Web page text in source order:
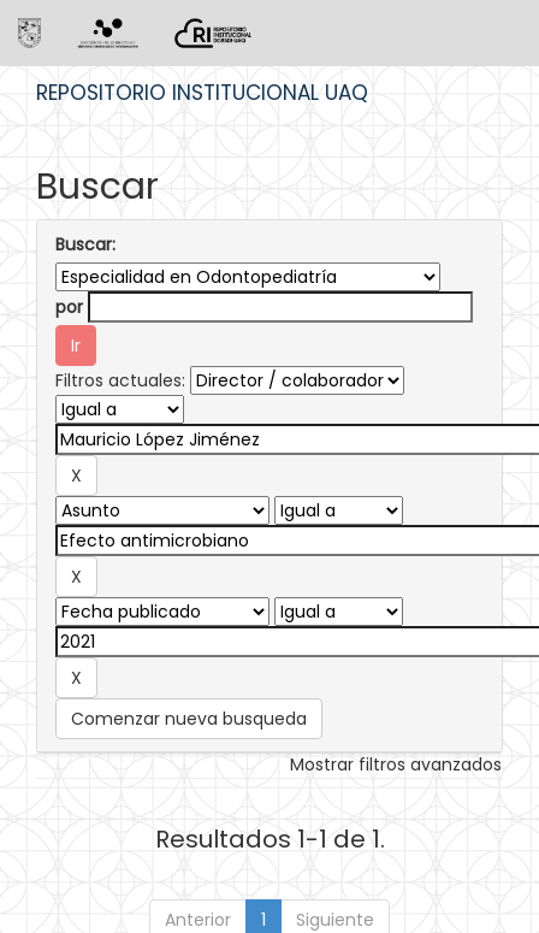
REPOSITORIO INSTITUCIONAL UAQ
Buscar
Buscar:
por
Filtros actuales:
Comenzar nueva busqueda
Mostrar filtros avanzados
Resultados 1-1 de 1.
Anterior 1 Siguiente